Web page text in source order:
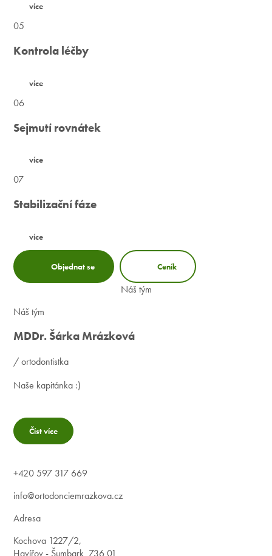
více
05
Kontrola léčby
více
06
Sejmutí rovnátek
více
07
Stabilizační fáze
více
Objednat se Ceník
Náš tým
Náš tým
MDDr. Šárka Mrázková
/ ortodontistka
Naše kapitánka :)
Číst více
+420 597 317 669
info@ortodonciemrazkova.cz
Adresa
Kochova 1227/2,
Havířov - Šumbark 736 01